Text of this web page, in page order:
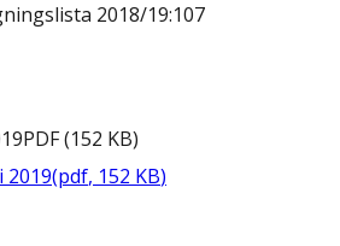
2018/19:107
PDF(152 KB)
2019(pdf, 152 KB)